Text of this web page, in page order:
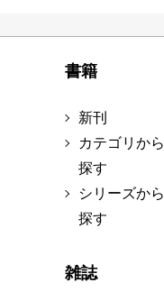
書籍
新刊
カテゴリから
探す
シリーズから
探す
雑誌